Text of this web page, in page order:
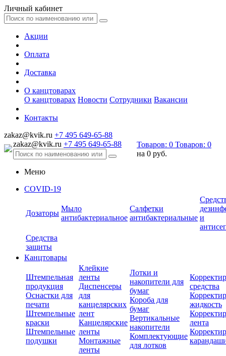
Личный кабинет
Акции
Оплата
Доставка
О канцтоварах
О канцтоварах Новости Сотрудники Вакансии
Контакты
zakaz@kvik.ru +7 495 649-65-88
zakaz@kvik.ru +7 495 649-65-88 Товаров: 0 Товаров: 0
на 0 руб.
Меню
COVID-19
Дозаторы
Мыло
антибактериальное
Салфетки
антибактериальные и
Средства
защиты
Канцтовары
Штемпельная
продукция
Оснастки для
печати
Штемпельные
краски
Штемпельные
подушки
Клейкие
ленты
Диспенсеры
для
канцелярских
лент
Канцелярские
ленты
Монтажные
ленты
Лотки и
накопители для
бумаг
Короба для
бумаг
Вертикальные
накопители
Комплектующие
для лотков
средства
жидкость
лента